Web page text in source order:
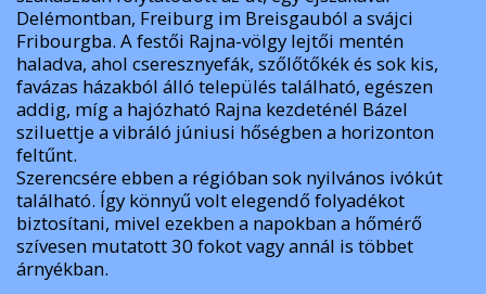
Delémontban, Freiburg im Breisgauból a svájci
Fribourgba. A festői Rajna-völgy lejtői mentén
haladva, ahol cseresznyefák, szőlőtőkék és sok kis,
favázas házakból álló település található, egészen
addig, míg a hajózható Rajna kezdeténél Bázel
sziluettje a vibráló júniusi hőségben a horizonton
feltűnt.
Szerencsére ebben a régióban sok nyilvános ivókút
található. Így könnyű volt elegendő folyadékot
biztosítani, mivel ezekben a napokban a hőmérő
szívesen mutatott 30 fokot vagy annál is többet
árnyékban.